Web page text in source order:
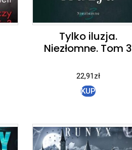
Tylko iluzja.
Niezłomne. Tom 3
22,91zł
KUP